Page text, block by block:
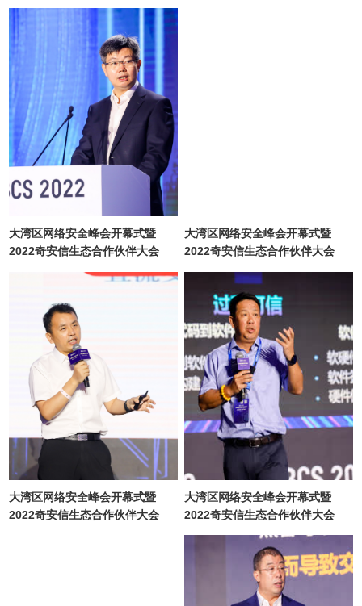
大湾区网络安全峰会开幕式暨
2022奇安信生态合作伙伴大会
大湾区网络安全峰会开幕式暨
2022奇安信生态合作伙伴大会
大湾区网络安全峰会开幕式暨
2022奇安信生态合作伙伴大会
大湾区网络安全峰会开幕式暨
2022奇安信生态合作伙伴大会